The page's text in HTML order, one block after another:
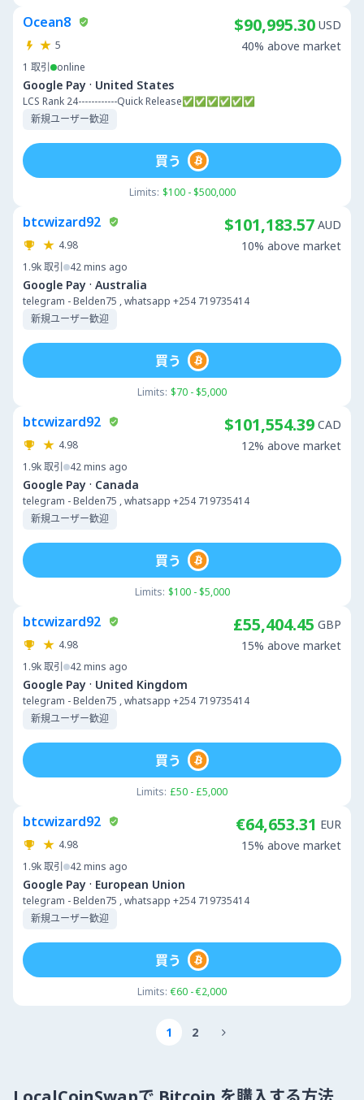
Ocean8
5
1 取引 online
Google Pay · United States
LCS Rank 24------------Quick Release✅✅✅✅✅✅
新規ユーザー歓迎
$90,995.30 USD
40% above market
Limits: $100 - $500,000
買う
btcwizard92
4.98
1.9k取引 42 mins ago
Google Pay · Australia
telegram - Belden75 , whatsapp +254 719735414
新規ユーザー歓迎
$101,183.57 AUD
10% above market
Limits: $70 - $5,000
買う
btcwizard92
4.98
1.9k取引 42 mins ago
Google Pay · Canada
telegram - Belden75 , whatsapp +254 719735414
新規ユーザー歓迎
$101,554.39 CAD
12% above market
Limits: $100 - $5,000
買う
btcwizard92
4.98
1.9k取引 42 mins ago
Google Pay · United Kingdom
telegram - Belden75 , whatsapp +254 719735414
新規ユーザー歓迎
£55,404.45 GBP
15% above market
Limits: £50 - £5,000
買う
btcwizard92
4.98
1.9k取引 42 mins ago
Google Pay · European Union
telegram - Belden75 , whatsapp +254 719735414
新規ユーザー歓迎
€64,653.31 EUR
15% above market
Limits: €60 - €2,000
買う
1 2 